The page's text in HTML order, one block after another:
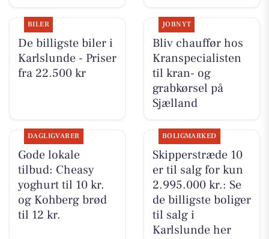
BILER
De billigste biler i
Karlslunde - Priser
fra 22.500 kr
JOBNYT
Bliv chauffør hos
Kranspecialisten
til kran- og
grabkørsel på
Sjælland
DAGLIGVARER
Gode lokale
tilbud: Cheasy
yoghurt til 10 kr.
og Kohberg brød
til 12 kr.
BOLIGMARKED
Skipperstræde 10
er til salg for kun
2.995.000 kr.: Se
de billigste boliger
til salg i
Karlslunde her